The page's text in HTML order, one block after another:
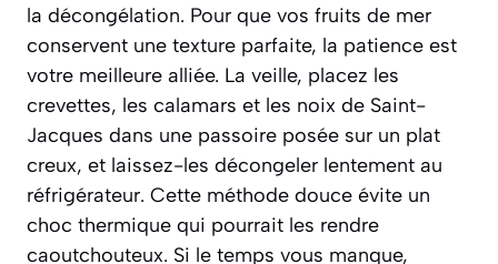
la décongélation. Pour que vos fruits de mer
conservent une texture parfaite, la patience est
votre meilleure alliée. La veille, placez les
crevettes, les calamars et les noix de Saint-
Jacques dans une passoire posée sur un plat
creux, et laissez-les décongeler lentement au
réfrigérateur. Cette méthode douce évite un
choc thermique qui pourrait les rendre
caoutchouteux. Si le temps vous manque,